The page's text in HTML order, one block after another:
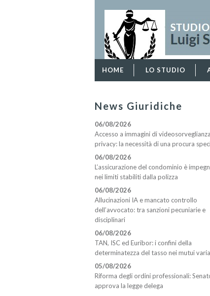
HOME LO STUDIO
News Giuridiche
06/08/2026
Accesso a immagini di
privacy: la necessità di una procura
06/08/2026
L’assicurazione del condominio è
nei limiti stabiliti dalla polizza
06/08/2026
Allucinazioni IA e mancato controllo
dell’avvocato: tra sanzioni pecuniarie e
disciplinari
06/08/2026
TAN, ISC ed Euribor: i confini della
determinatezza del tasso nei mutui
05/08/2026
Riforma degli ordini professionali:
approva la legge delega